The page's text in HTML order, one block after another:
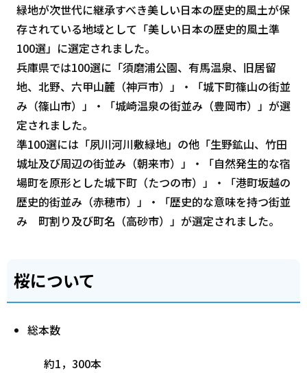
緑地が次世代に継承すべき美しい日本の歴史的風土が保
存されている地域として「美しい日本の歴史的風土準
100選」に選定されました。
兵庫県では100選に「須磨浦公園、有馬温泉、旧居留
地、北野、六甲山麓（神戸市）」・「城下町篠山の街並
み（篠山市）」・「城崎温泉の街並み（豊岡市）」が選
定されました。
準100選には「夙川河川敷緑地」の他「生野鉱山、竹田
城址及び周辺の街並み（朝来市）」・「自然発生的な宿
場町を原形とした城下町（たつの市）」・「港町坂越の
歴史的街並み（赤穂市）」・「歴史的な意味を持つ街並
み 町割り及び町名（高砂市）」が選定されました。
桜について
総本数
約1，300本